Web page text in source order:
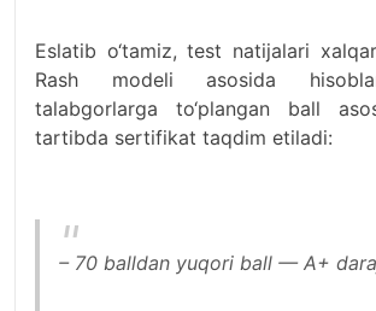
Eslatib o‘tamiz, test natijalari
Rash modeli asosida
talabgorlarga to‘plangan ball
tartibda sertifikat taqdim etiladi:
– 70 balldan yuqori ball — A+